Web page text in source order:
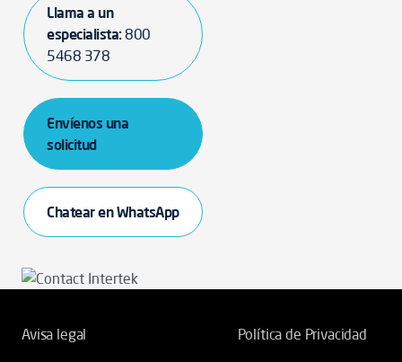
Llama a un
especialista:800
5468 378
Envíenos una
solicitud
Chatear en WhatsApp
Avisa legal
Política de Privacidad